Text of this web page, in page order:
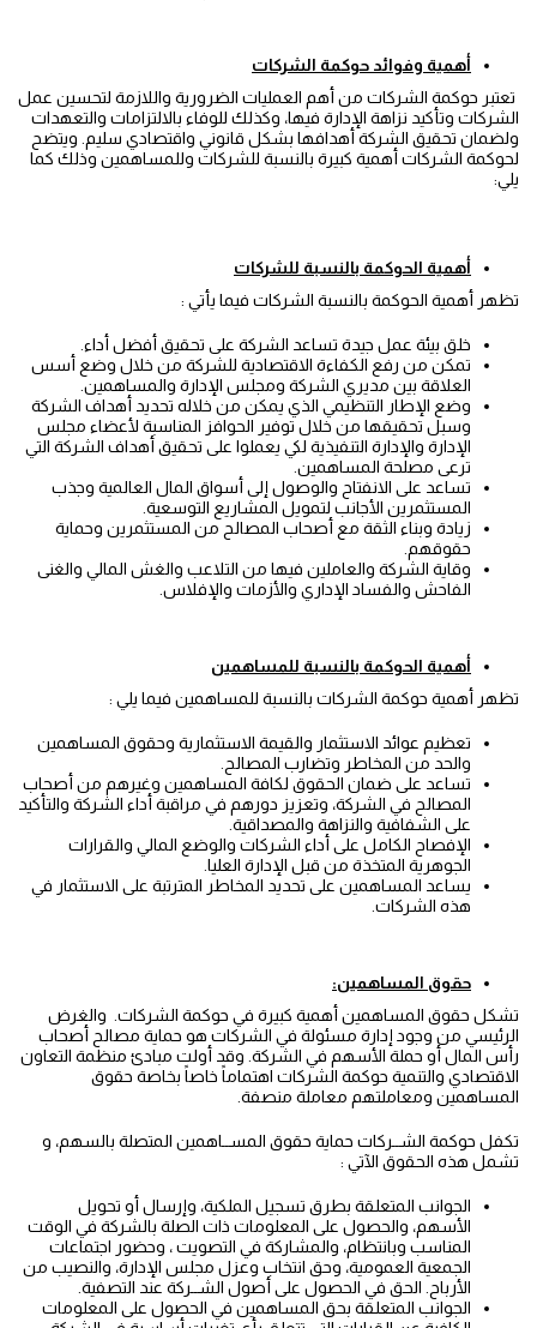
أهمية وفوائد حوكمة الشركات
تعتبر حوكمة الشركات من أهم العمليات الضرورية واللازمة لتحسين عمل
الشركات وتأكيد نزاهة الإدارة فيها، وكذلك للوفاء بالالتزامات والتعهدات
ولضمان تحقيق الشركة أهدافها بشكل قانوني واقتصادي سليم. ويتضح
لحوكمة الشركات أهمية كبيرة بالنسبة للشركات وللمساهمين وذلك كما
يلي:
أهمية الحوكمة بالنسبة للشركات
تظهر أهمية الحوكمة بالنسبة الشركات فيما يأتي :
خلق بيئة عمل جيدة تساعد الشركة على تحقيق أفضل أداء.
تمكن من رفع الكفاءة الاقتصادية للشركة من خلال وضع أسس
العلاقة بين مديري الشركة ومجلس الإدارة والمساهمين.
وضع الإطار التنظيمي الذي يمكن من خلاله تحديد أهداف الشركة
وسبل تحقيقها من خلال توفير الحوافز المناسبة لأعضاء مجلس
الإدارة والإدارة التنفيذية لكي يعملوا على تحقيق أهداف الشركة التي
ترعى مصلحة المساهمين.
تساعد على الانفتاح والوصول إلى أسواق المال العالمية وجذب
المستثمرين الأجانب لتمويل المشاريع التوسعية.
زيادة وبناء الثقة مع أصحاب المصالح من المستثمرين وحماية
حقوقهم.
وقاية الشركة والعاملين فيها من التلاعب والغش المالي والغنى
الفاحش والفساد الإداري والأزمات والإفلاس.
أهمية الحوكمة بالنسبة للمساهمين
تظهر أهمية حوكمة الشركات بالنسبة للمساهمين فيما يلي :
تعظيم عوائد الاستثمار والقيمة الاستثمارية وحقوق المساهمين
والحد من المخاطر وتضارب المصالح.
تساعد على ضمان الحقوق لكافة المساهمين وغيرهم من أصحاب
المصالح في الشركة، وتعزيز دورهم في مراقبة أداء الشركة والتأكيد
على الشفافية والنزاهة والمصداقية.
الإفصاح الكامل على أداء الشركات والوضع المالي والقرارات
الجوهرية المتخذة من قبل الإدارة العليا.
يساعد المساهمين على تحديد المخاطر المترتبة على الاستثمار في
هذه الشركات.
حقوق المساهمين:
تشكل حقوق المساهمين أهمية كبيرة في حوكمة الشركات. والغرض
الرئيسي من وجود إدارة مسئولة في الشركات هو حماية مصالح أصحاب
رأس المال أو حملة الأسهم في الشركة. وقد أولت مبادئ منظمة التعاون
الاقتصادي والتنمية حوكمة الشركات اهتماماً خاصاً بخاصة حقوق
المساهمين ومعاملتهم معاملة منصفة.
تكفل حوكمة الشــركات حماية حقوق المســاهمين المتصلة بالسهم، و
تشمل هذه الحقوق الآتي :
الجوانب المتعلقة بطرق تسجيل الملكية، وإرسال أو تحويل
الأسهم، والحصول على المعلومات ذات الصلة بالشركة في الوقت
المناسب وبانتظام، والمشاركة في التصويت ، وحضور اجتماعات
الجمعية العمومية، وحق انتخاب وعزل مجلس الإدارة، والنصيب من
الأرباح. الحق في الحصول على أصول الشــركة عند التصفية.
الجوانب المتعلقة بحق المساهمين في الحصول على المعلومات